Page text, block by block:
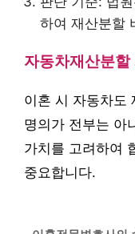
하여 재산분할
자동차재산분할
이혼 시 자동차도
명의가 전부는 아
가치를 고려하여
중요합니다.